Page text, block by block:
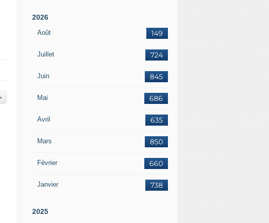
2026
Août 149
Juillet 724
Juin 845
Mai 686
Avril 635
Mars 850
Février 660
Janvier 738
2025